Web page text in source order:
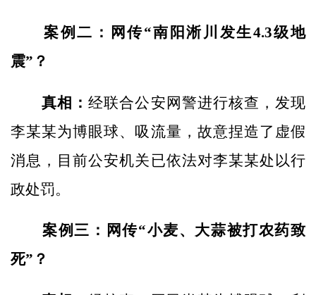
案例二：网传“南阳淅川发生4.3级地
震”？
真相：经联合公安网警进行核查，发现
李某某为博眼球、吸流量，故意捏造了虚假
消息，目前公安机关已依法对李某某处以行
政处罚。
案例三：网传“小麦、大蒜被打农药致
死”？